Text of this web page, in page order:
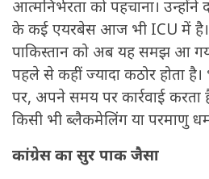
आत्मनिर्भरता को पहचाना। उन्होंने
के कई एयरबेस आज भी ICU में है।
पाकिस्तान को अब यह समझ आ
पहले से कहीं ज्यादा कठोर होता
पर, अपने समय पर कार्रवाई करता
किसी भी ब्लैकमेलिंग या परमाणु
कांग्रेस का सुर पाक जैसा